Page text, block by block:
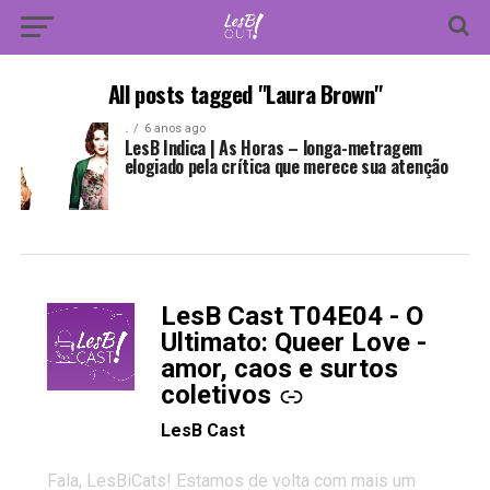
All posts tagged "Laura Brown"
. 6 anos ago
LesB Indica | As Horas – longa-metragem
elogiado pela crítica que merece sua atenção
LesB Cast T04E04 - O
Ultimato: Queer Love -
amor, caos e surtos
coletivos
-
LesB Cast
Fala, LesBiCats! Estamos de volta com mais um